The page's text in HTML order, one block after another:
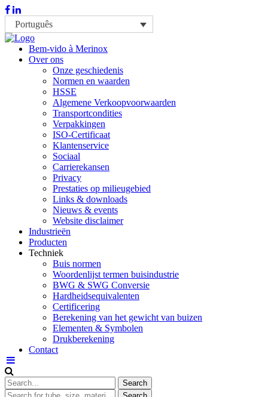
Português
Bem-vido à Merinox
Over ons
Onze geschiedenis
Normen en waarden
HSSE
Algemene Verkoopvoorwaarden
Transportcondities
Verpakkingen
ISO-Certificaat
Klantenservice
Sociaal
Carrierekansen
Privacy
Prestaties op milieugebied
Links & downloads
Nieuws & events
Website disclaimer
Industrieën
Producten
Techniek
Buis normen
Woordenlijst termen buisindustrie
BWG & SWG Conversie
Hardheidsequivalenten
Certificering
Berekening van het gewicht van buizen
Elementen & Symbolen
Drukberekening
Contact